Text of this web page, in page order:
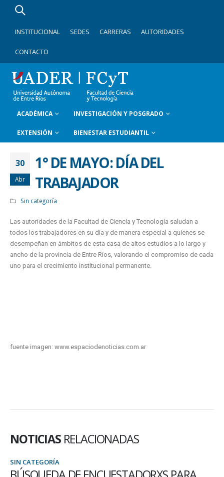
INSTITUCIONAL SEDES CARRERAS AUTORIDADES
CONTACTO
ACADÉMICA INVESTIGACIÓN Y POSGRADO
EXTENSIÓN BIENESTAR ESTUDIANTIL
30
Abr
1° DE MAYO: DÍA DEL
TRABAJADOR
Sin categoría
Las autoridades de la Facultad de Ciencia y Tecnología saludan a
todos los trabajadores en su día y de manera especial a quienes se
desempeñan en ámbitos de esta casa de altos estudios a lo largo y
ancho de la provincia de Entre Ríos, valorando el compromiso de cada
uno para el crecimiento institucional permanente.
fuente imagen: www.espaciodenoticias.com.ar
NOTICIAS RELACIONADAS
SIN CATEGORÍA